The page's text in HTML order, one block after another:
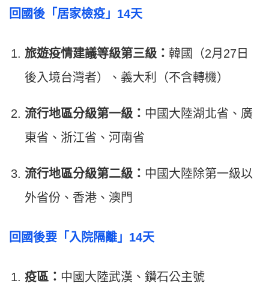
回國後「居家檢疫」14天
旅遊疫情建議等級第三級： 韓國（2月27日
後入境台灣者）、義大利（不含轉機）
流行地區分級第一級： 中國大陸湖北省、廣
東省、浙江省、河南省
流行地區分級第二級： 中國大陸除第一級以
外省份、香港、澳門
回國後要「入院隔離」14天
疫區： 中國大陸武漢、鑽石公主號